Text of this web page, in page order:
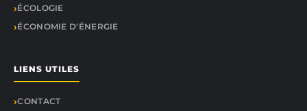
ÉCOLOGIE
ÉCONOMIE D'ÉNERGIE
LIENS UTILES
CONTACT